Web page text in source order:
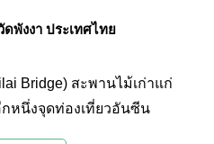
พังงา ประเทศไทย
Bridge) สะพานไม้เก่าแก่
กหนึ่งจุดท่องเที่ยวอันซีน